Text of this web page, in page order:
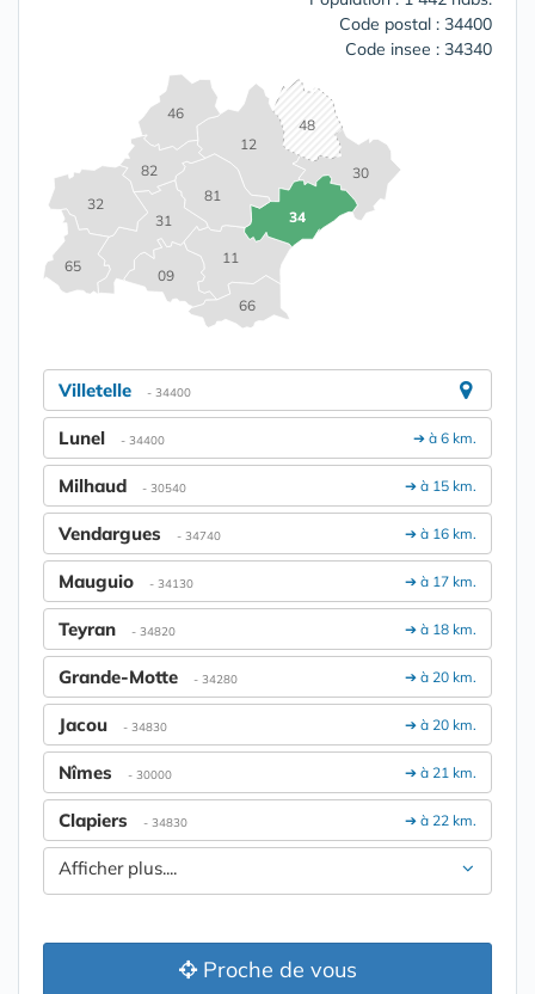
Code postal : 34400
Code insee : 34340
09
11
12
30
31
32
34
46
48
65
66
81
82
Villetelle - 34400
➔ à 6 km.
Lunel - 34400
➔ à 15 km.
Milhaud - 30540
➔ à 16 km.
Vendargues - 34740
➔ à 17 km.
Mauguio - 34130
➔ à 18 km.
Teyran - 34820
➔ à 20 km.
Grande-Motte - 34280
➔ à 20 km.
Jacou - 34830
➔ à 21 km.
Nîmes - 30000
➔ à 22 km.
Clapiers - 34830
Afficher plus....
Proche de vous